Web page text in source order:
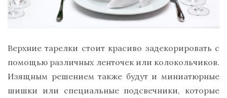
Верхние тарелки стоит красиво задекорировать с
помощью различных ленточек или колокольчиков.
Изящным решением также будут и миниатюрные
шишки или специальные подсвечники, которые